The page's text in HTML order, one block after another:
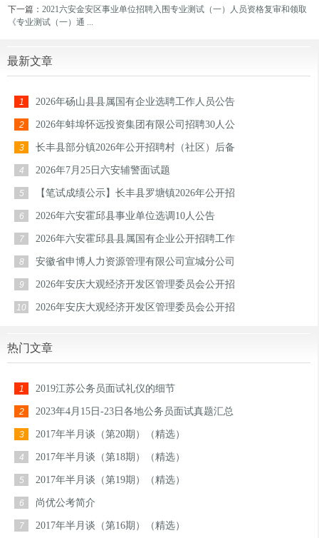
下一篇：2021六安金安区事业单位招聘入围专业测试（一）人员资格复审和领取
《专业测试（一）通 ...
最新文章
1 2026年砀山县县属国有企业选聘工作人员公告
2 2026年蚌埠怀远投资集团有限公司招聘30人公
3 长丰县部分镇2026年公开招聘村（社区）后备
4 2026年7月25日六安辅警面试题
5 【笔试成绩公示】长丰县罗塘镇2026年公开招
6 2026年六安霍邱县事业单位选调10人公告
7 2026年六安霍邱县县属国有企业公开招聘工作
8 安徽省申博人力资源管理有限公司宣城分公司
9 2026年安庆大观经济开发区管理委员会公开招
10 2026年安庆大观经济开发区管理委员会公开招
热门文章
1 2019江苏公务员面试礼仪的细节
2 2023年4月15日-23日各地公务员面试真题汇总
3 2017年半月谈（第20期）（精选）
4 2017年半月谈（第18期）（精选）
5 2017年半月谈（第19期）（精选）
6 尚优公考简介
7 2017年半月谈（第16期）（精选）